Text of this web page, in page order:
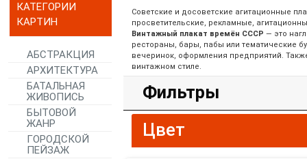
КАТЕГОРИИ
КАРТИН
АБСТРАКЦИЯ
АРХИТЕКТУРА
БАТАЛЬНАЯ
ЖИВОПИСЬ
БЫТОВОЙ
ЖАНР
ГОРОДСКОЙ
ПЕЙЗАЖ
Советские и досоветские агитационные
просветительские, рекламные,
Винтажный плакат времён СССР — это
рестораны, бары, пабы или тематические
вечеринок, оформления предприятий.
винтажном стиле.
Фильтры
Цвет